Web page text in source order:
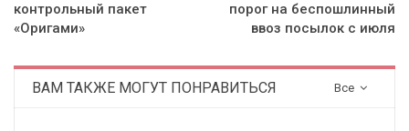
контрольный пакет
«Оригами»
порог на беспошлинный
ввоз посылок с июля
Все
ВАМ ТАКЖЕ МОГУТ ПОНРАВИТЬСЯ